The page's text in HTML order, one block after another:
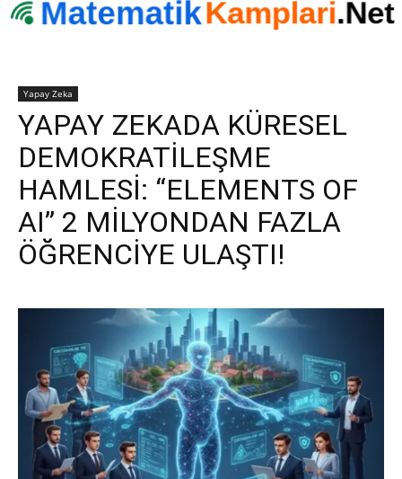
Yapay Zeka
YAPAY ZEKADA KÜRESEL
DEMOKRATİLEŞME
HAMLESİ: “ELEMENTS OF
AI” 2 MİLYONDAN FAZLA
ÖĞRENCİYE ULAŞTI!